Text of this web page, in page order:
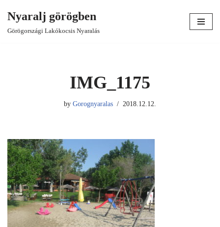
Skip
Nyaralj görögben
Görögországi Lakókocsis Nyaralás
IMG_1175
by Gorognyaralas 2018.12.12.